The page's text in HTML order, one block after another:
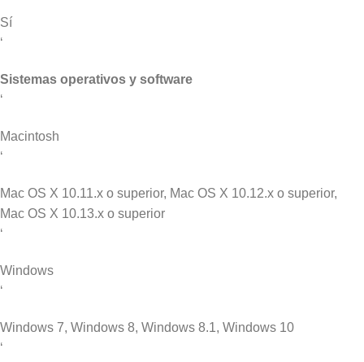
Sí
‘
Sistemas operativos y software
‘
Macintosh
‘
Mac OS X 10.11.x o superior, Mac OS X 10.12.x o superior,
Mac OS X 10.13.x o superior
‘
Windows
‘
Windows 7, Windows 8, Windows 8.1, Windows 10
‘